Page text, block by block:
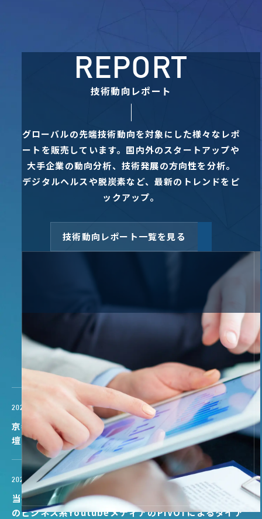
REPORT
技術動向レポート
グローバルの先端技術動向を対象にした様々なレポ
ートを販売しています。 国内外のスタートアップや
大手企業の動向分析、技術発展の方向性を分析。
デジタルヘルスや脱炭素など、最新のトレンドをピ
ックアップ。
技術動向レポート一覧を見る
NEWS
お知らせ
2026.01.27
京都府主催のZET-summit 2026に当社代表の小林が登
壇いたします
2025.10.31
当社代表の小林がJapan Mobility Showと日本最大級
のビジネス系YoutubeメディアのPIVOTによるタイア